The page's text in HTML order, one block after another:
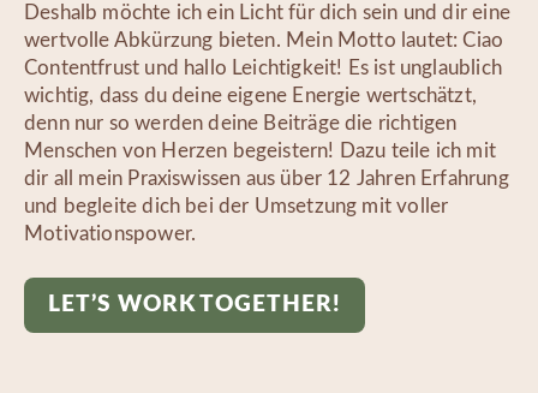
Deshalb möchte ich ein Licht für dich sein und dir eine
wertvolle Abkürzung bieten. Mein Motto lautet: Ciao
Contentfrust und hallo Leichtigkeit! Es ist unglaublich
wichtig, dass du deine eigene Energie wertschätzt,
denn nur so werden deine Beiträge die richtigen
Menschen von Herzen begeistern! Dazu teile ich mit
dir all mein Praxiswissen aus über 12 Jahren Erfahrung
und begleite dich bei der Umsetzung mit voller
Motivationspower.
LET’S WORK TOGETHER!